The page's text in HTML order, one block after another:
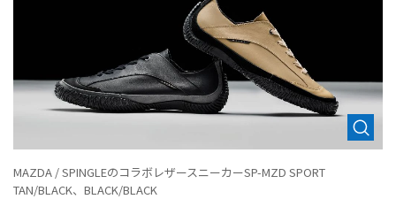
MAZDA / SPINGLEのコラボレザースニーカーSP-MZD SPORT
TAN/BLACK、BLACK/BLACK